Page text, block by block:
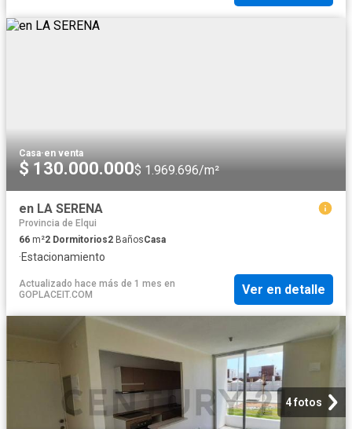
Casa·en venta
$ 130.000.000$ 1.969.696/m²
en LA SERENA
Provincia de Elqui
66 m²2 Dormitorios2 BañosCasa
·Estacionamiento
Actualizado hace más de 1 mes en
GOPLACEIT.COM
Ver en detalle
4 fotos